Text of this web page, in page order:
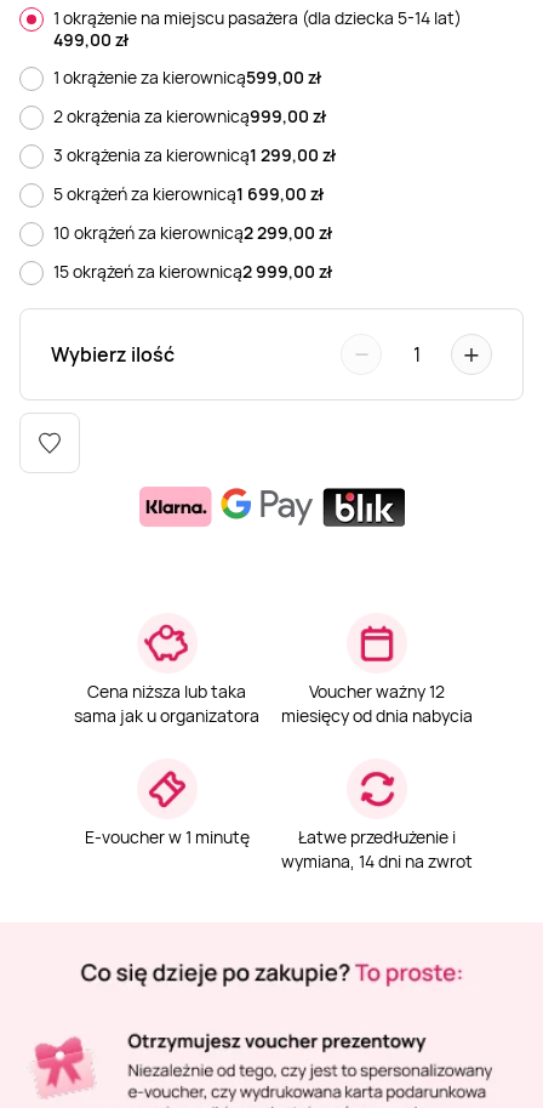
Mazury
Masaż pleców
Masaż sportowy
Masaż całego ciała
Masaż orientalny
Jazda po torze
Jazda czołgiem
Sporty zimowe
Wspinaczka
Kurs motorowodny
SUP
1 okrążenie na miejscu pasażera (dla dziecka 5-14 lat)
499,00 zł
1 okrążenie za kierownicą599,00 zł
2 okrążenia za kierownicą999,00 zł
3 okrążenia za kierownicą1 299,00 zł
5 okrążeń za kierownicą1 699,00 zł
10 okrążeń za kierownicą2 299,00 zł
15 okrążeń za kierownicą2 999,00 zł
Wybierz ilość − 1 +
Cena niższa lub taka
sama jak u organizatora
Voucher ważny 12
miesięcy od dnia nabycia
E-voucher w 1 minutę
Łatwe przedłużenie i
wymiana, 14 dni na zwrot